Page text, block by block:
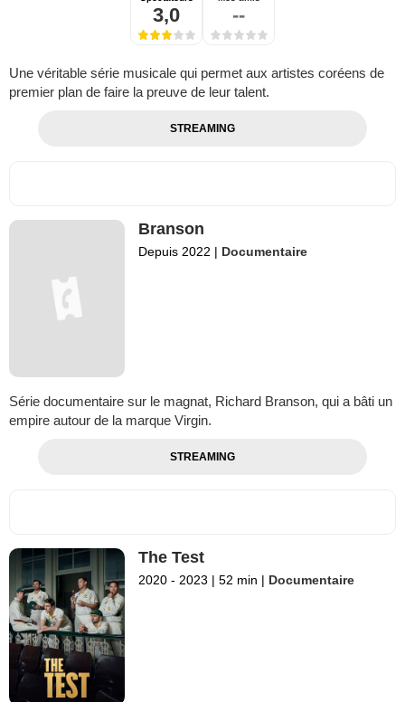
3,0 --
Une véritable série musicale qui permet aux artistes coréens de
premier plan de faire la preuve de leur talent.
STREAMING
Branson
Depuis 2022 | Documentaire
Série documentaire sur le magnat, Richard Branson, qui a bâti un
empire autour de la marque Virgin.
STREAMING
The Test
2020 - 2023 | 52 min | Documentaire